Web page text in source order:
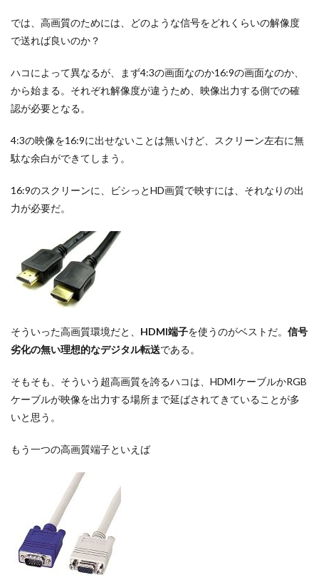
では、高画質のためには、どのような信号をどれくらいの解像度
で送れば良いのか？
ハコによって異なるが、まず4:3の画面なのか16:9の画面なのか、
から始まる。それぞれ解像度が違うため、映像出力する側での確
認が必要となる。
4:3の映像を16:9に出せないことは無いけど、スクリーン左右に無
駄な余白ができてしまう。
16:9のスクリーンに、ビシっとHD画質で映すには、それなりの出
力が必要だ。
そういった高画質環境だと、 HDMI端子を使うのがベストだ。 信号
劣化の無い理想的なデジタル転送である。
そもそも、そういう超高画質を誇るハコは、HDMIケーブルかRGB
ケーブルが映像を出力する場所まで延ばされてきていることが多
いと思う。
もう一つの高画質端子といえば